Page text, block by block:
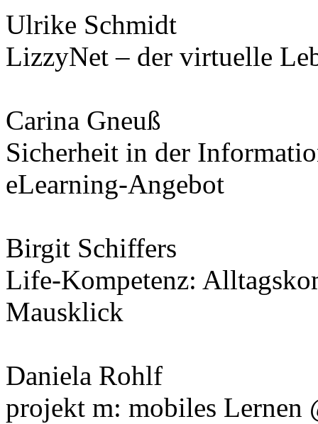
Ulrike Schmidt
LizzyNet – der virtuelle
Carina Gneuß
Sicherheit in der
eLearning-Angebot
Birgit Schiffers
Life-Kompetenz:
Mausklick
Daniela Rohlf
projekt m: mobiles Lernen